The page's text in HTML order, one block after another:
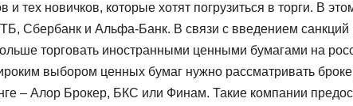
тех новичков, которые хотят погрузиться в торги. В
Сбербанк и Альфа-Банк. В связи с введением санкций
торговать иностранными ценными бумагами на
выбором ценных бумаг нужно рассматривать
– Алор Брокер, БКС или Финам. Такие компании